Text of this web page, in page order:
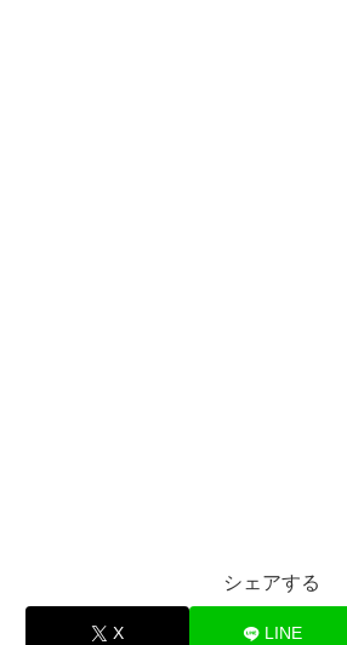
シェアする
X LINE